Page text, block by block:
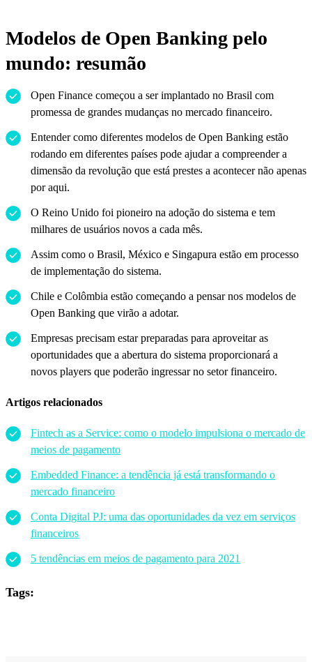
Modelos de Open Banking pelo
mundo: resumão
Open Finance começou a ser implantado no Brasil com
promessa de grandes mudanças no mercado financeiro.
Entender como diferentes modelos de Open Banking estão
rodando em diferentes países pode ajudar a compreender a
dimensão da revolução que está prestes a acontecer não apenas
por aqui.
O Reino Unido foi pioneiro na adoção do sistema e tem
milhares de usuários novos a cada mês.
Assim como o Brasil, México e Singapura estão em processo
de implementação do sistema.
Chile e Colômbia estão começando a pensar nos modelos de
Open Banking que virão a adotar.
Empresas precisam estar preparadas para aproveitar as
oportunidades que a abertura do sistema proporcionará a
novos players que poderão ingressar no setor financeiro.
Artigos relacionados
Fintech as a Service: como o modelo impulsiona o mercado de
meios de pagamento
Embedded Finance: a tendência já está transformando o
mercado financeiro
Conta Digital PJ: uma das oportunidades da vez em serviços
financeiros
5 tendências em meios de pagamento para 2021
Tags: